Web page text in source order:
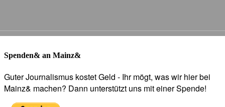
Spenden& an Mainz&
Guter Journalismus kostet Geld - Ihr mögt, was wir hier bei
Mainz& machen? Dann unterstützt uns mit einer Spende!